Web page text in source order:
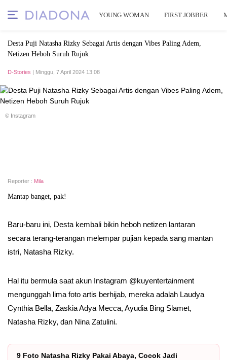
YOUNG WOMAN FIRST JOBBER
Desta Puji Natasha Rizky Sebagai Artis dengan Vibes Paling Adem,
Netizen Heboh Suruh Rujuk
D-Stories | Minggu, 7 April 2024 13:08
© Instagram
Reporter : Mila
Mantap banget, pak!
Baru-baru ini, Desta kembali bikin heboh netizen lantaran
secara terang-terangan melempar pujian kepada sang mantan
istri, Natasha Rizky.
Hal itu bermula saat akun Instagram @kuyentertainment
mengunggah lima foto artis berhijab, mereka adalah Laudya
Cynthia Bella, Zaskia Adya Mecca, Ayudia Bing Slamet,
Natasha Rizky, dan Nina Zatulini.
9 Foto Natasha Rizky Pakai Abaya, Cocok Jadi